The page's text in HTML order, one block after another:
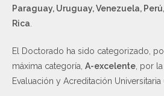
Paraguay, Uruguay, Venezuela,
Rica
El Doctorado ha sido categorizado,
máxima categoría, A-excelente , por
Evaluación y Acreditación Universitaria